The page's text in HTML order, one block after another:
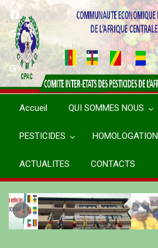
Aller
contenu
principal
Accueil QUI SOMMES NOUS
PESTICIDES HOMOLOGATION
ACTUALITES CONTACTS